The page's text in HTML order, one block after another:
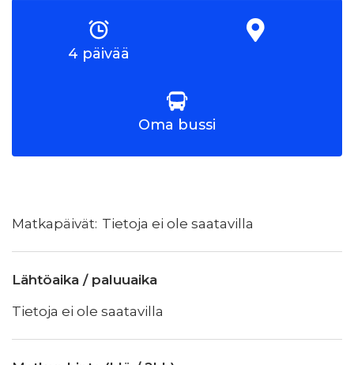
4 päivää
Oma bussi
Tietoja ei ole saatavilla
Lähtöaika / paluuaika
Tietoja ei ole saatavilla